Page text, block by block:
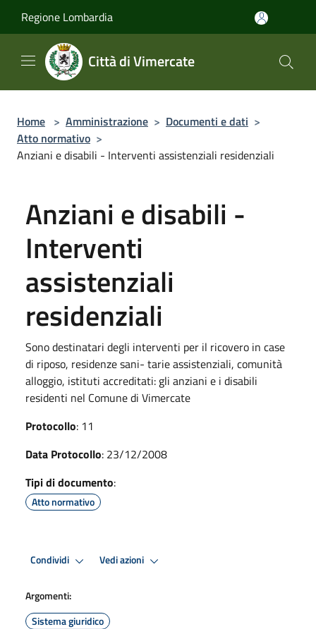
Regione Lombardia
Città di Vimercate
Home > Amministrazione > Documenti e dati >
Atto normativo >
Anziani e disabili - Interventi assistenziali residenziali
Anziani e disabili -
Interventi
assistenziali
residenziali
Sono destinatari degli interventi per il ricovero in case
di riposo, residenze sani- tarie assistenziali, comunità
alloggio, istituti accreditati: gli anziani e i disabili
residenti nel Comune di Vimercate
Protocollo: 11
Data Protocollo: 23/12/2008
Tipi di documento:
Atto normativo
Condividi Vedi azioni
Argomenti:
Sistema giuridico